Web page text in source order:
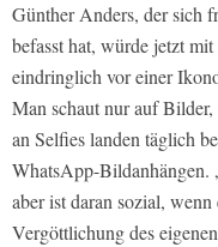
Günther Anders, der sich
befasst hat, würde jetzt
eindringlich vor einer
Man schaut nur auf Bilder,
an Selfies landen täglich
WhatsApp-Bildanhängen.
aber ist daran sozial,
Vergöttlichung des